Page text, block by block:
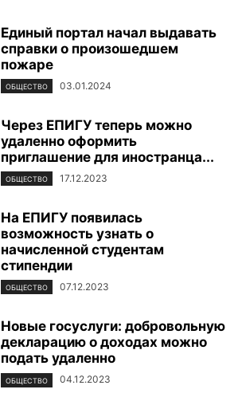
Единый портал начал выдавать
справки о произошедшем
пожаре
ОБЩЕСТВО 03.01.2024
Через ЕПИГУ теперь можно
удаленно оформить
приглашение для иностранца...
ОБЩЕСТВО 17.12.2023
На ЕПИГУ появилась
возможность узнать о
начисленной студентам
стипендии
ОБЩЕСТВО 07.12.2023
Новые госуслуги: добровольную
декларацию о доходах можно
подать удаленно
ОБЩЕСТВО 04.12.2023